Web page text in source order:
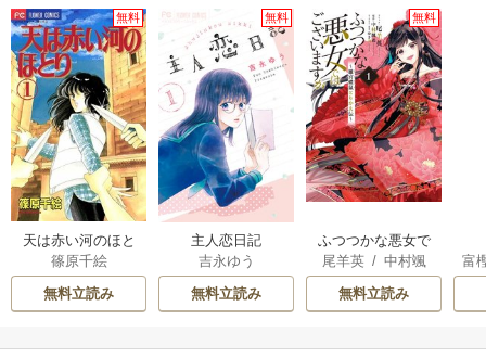
無料
天は赤い河のほと
り
篠原千絵
無料立読み
無料
主人恋日記
吉永ゆう
無料立読み
無料
ふつつかな悪女で
はございますが ～
雛宮蝶鼠とりかえ
伝～
尾羊英/ 中村颯
希/ゆき哉
無料立読み
富